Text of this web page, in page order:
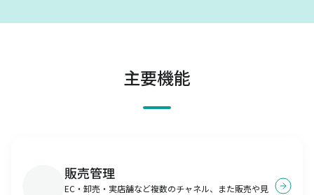
主要機能
販売管理
EC・卸売・実店舗など複数のチャネル、また販売や見